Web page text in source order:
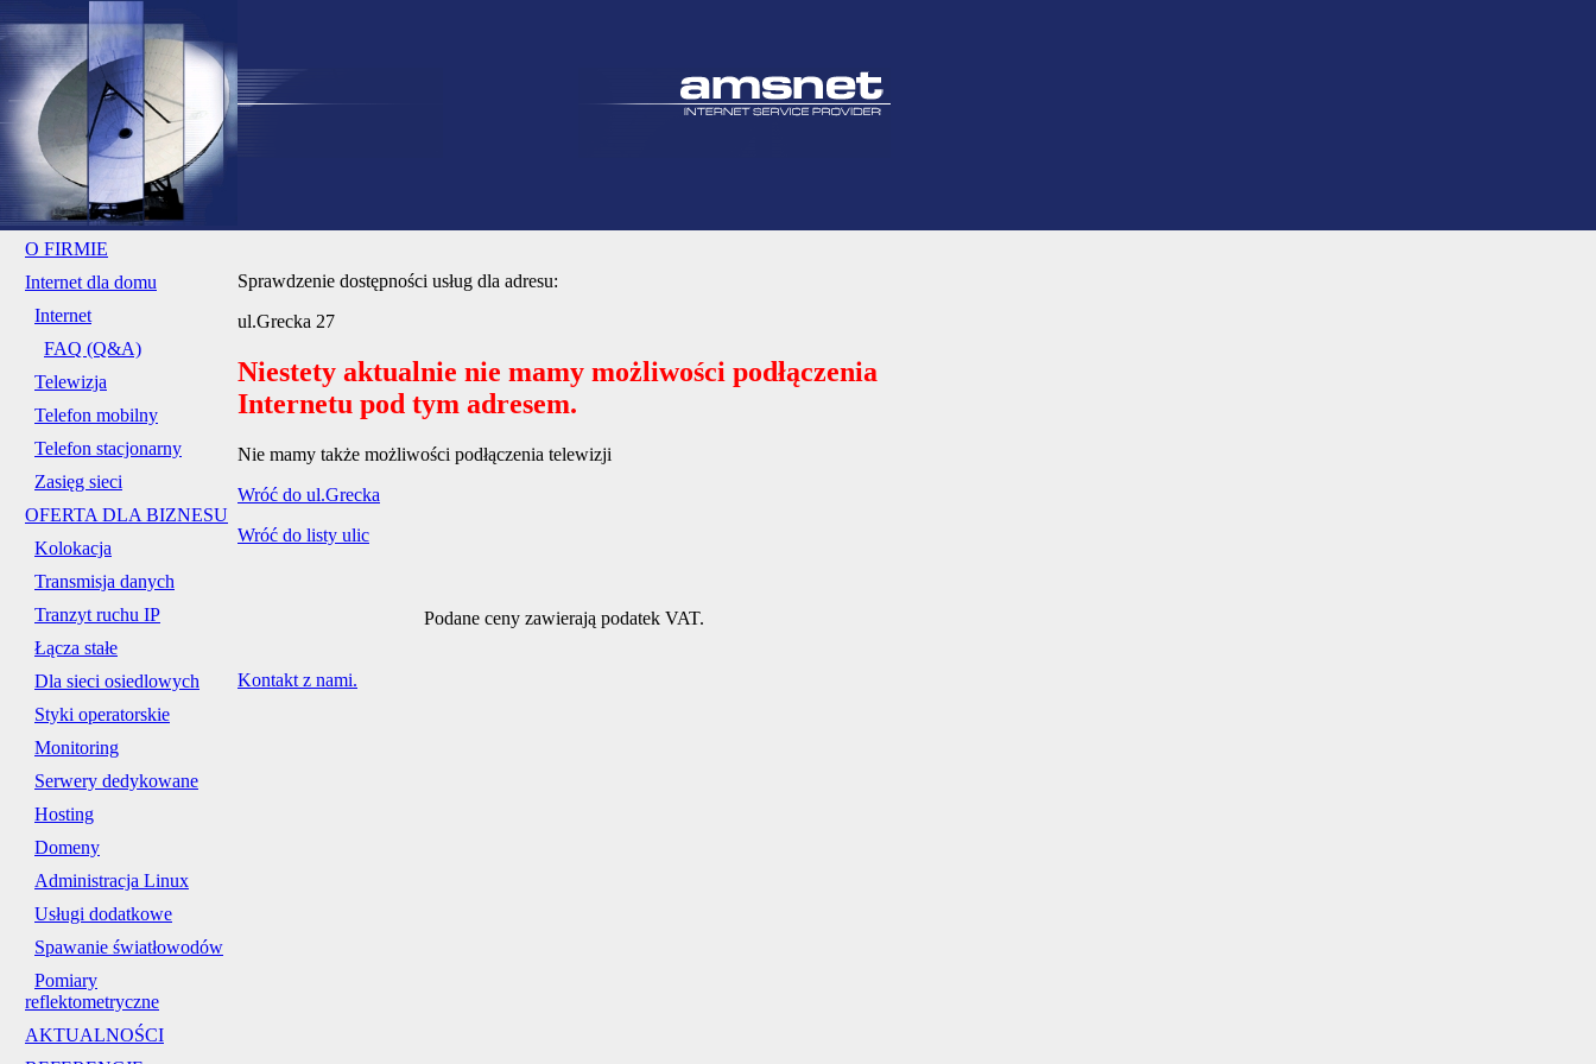
O FIRMIE
Internet dla domu
Internet
FAQ (Q&A)
Telewizja
Telefon mobilny
Telefon stacjonarny
Zasięg sieci
OFERTA DLA BIZNESU
Kolokacja
Transmisja danych
Tranzyt ruchu IP
Łącza stałe
Dla sieci osiedlowych
Styki operatorskie
Monitoring
Serwery dedykowane
Hosting
Domeny
Administracja Linux
Usługi dodatkowe
Spawanie światłowodów
Pomiary
reflektometryczne
AKTUALNOŚCI
Sprawdzenie dostępności usług dla adresu:
ul.Grecka 27
Niestety aktualnie nie mamy możliwości podłączenia
Internetu pod tym adresem.
Nie mamy także możliwości podłączenia telewizji
Wróć do ul.Grecka
Wróć do listy ulic
Podane ceny zawierają podatek VAT.
Kontakt z nami.